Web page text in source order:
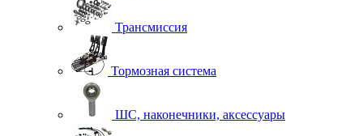
Трансмиссия
Тормозная система
ШС, наконечники, аксессуары